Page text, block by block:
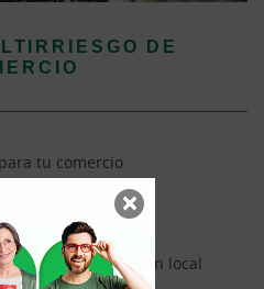
DE
tu comercio
a tu negocio
como si tienes un local
×